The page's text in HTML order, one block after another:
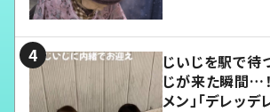
じいじを駅で
じが来た瞬間…
メン」「デレッデ